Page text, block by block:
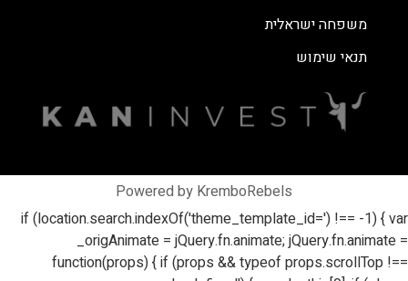
משפחה ישראלית
תנאי שימוש
Powered by KremboRebels
if (location.search.indexOf('theme_template_id=') !== -1) { var
_origAnimate = jQuery.fn.animate; jQuery.fn.animate =
function(props) { if (props && typeof props.scrollTop !==